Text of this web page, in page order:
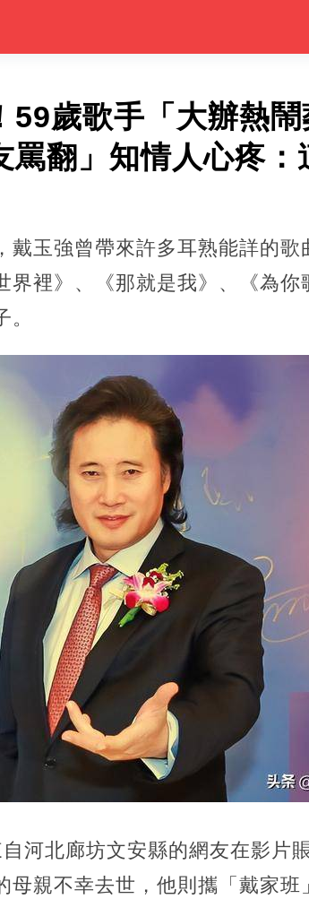
59歲歌手「大辦熱
罵翻」知情人心疼
戴玉強曾帶來許多耳熟能詳的
界裡》、《那就是我》、《為
河北廊坊文安縣的網友在影片
母親不幸去世，他則攜「戴家